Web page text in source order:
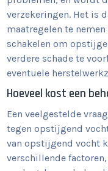
verzekeringen. Het is
maatregelen te
schakelen om
verdere schade te
eventuele
Hoeveel kost een
Een veelgestelde
tegen opstijgend
van opstijgend vocht
verschillende